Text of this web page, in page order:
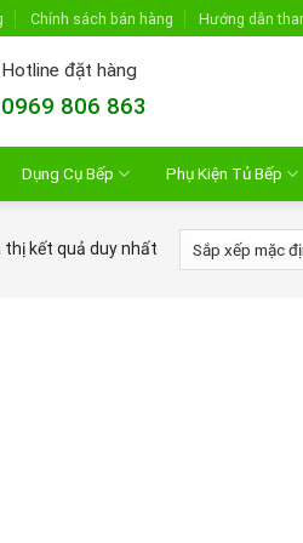
Chính sách bán hàng Hướng dẫn
Hotline đặt hàng
0969 806 863
Dụng Cụ Bếp Phụ Kiện Tủ Bếp
thị kết quả duy nhất